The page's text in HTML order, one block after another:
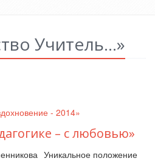
Учитель…»
- 2014»
– с любовью»
Уникальное положение